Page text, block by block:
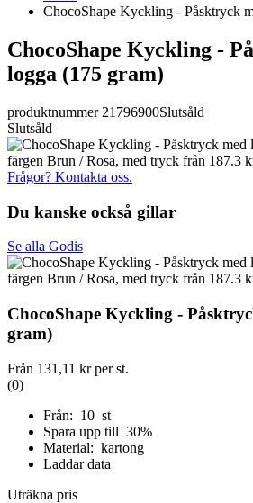
ChocoShape Kyckling - Påsktryck
ChocoShape Kyckling -
logga (175 gram)
produktnummer 21796900Slutsåld
Slutsåld
Frågor? Kontakta oss.
Du kanske också gillar
Se alla Godis
ChocoShape Kyckling -
gram)
Från 131,11 krper st.
(0)
Från: 10 st
Spara upp till 30%
Material: kartong
Laddar data
Uträkna pris